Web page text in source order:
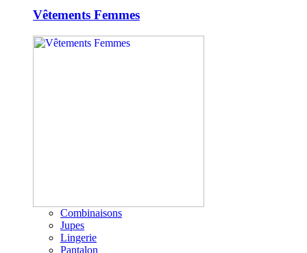
Vêtements Femmes
Combinaisons
Jupes
Lingerie
Pantalon